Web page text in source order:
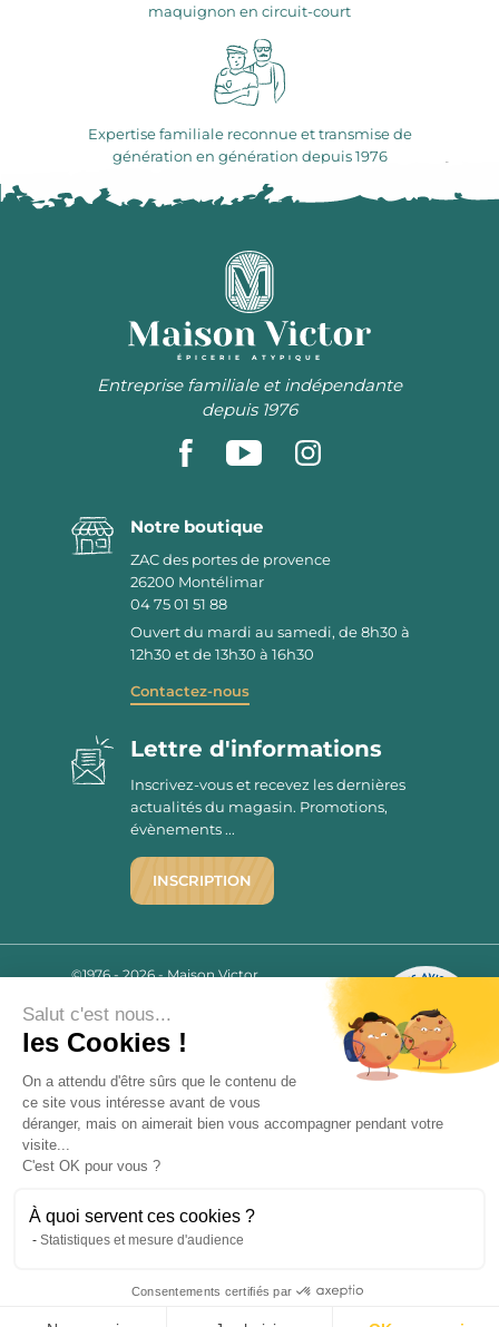
maquignon en circuit-court
Expertise familiale reconnue et transmise de
génération en génération depuis 1976
ÉPICERIE ATYPIQUE
Entreprise familiale et indépendante
depuis 1976
Notre boutique
ZAC des portes de provence
26200 Montélimar
04 75 01 51 88
Ouvert du mardi au samedi, de 8h30 à
12h30 et de 13h30 à 16h30
Contactez-nous
2780 AVIS
9.7/10
Lettre d'informations
Inscrivez-vous et recevez les dernières
actualités du magasin. Promotions,
évènements ...
INSCRIPTION
©1976 - 2026 - Maison Victor
Mentions légales
C.G.V.
Politique de confidentialité
FAQ
Livraisons
« L’abus d’alcool est dangereux pour la santé, à consommer avec
modération. La vente d’alcool est strictement interdite aux mineurs.
Salut c'est nous...
les Cookies !
On a attendu d'être sûrs que le contenu de
ce site vous intéresse avant de vous
déranger, mais on aimerait bien vous accompagner pendant votre
visite...
C'est OK pour vous ?
À quoi servent ces cookies ?
Statistiques et mesure d'audience
Consentements certifiés par